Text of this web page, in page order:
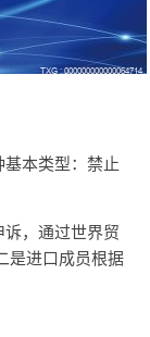
本类型：禁止
，通过世界贸
是进口成员根据